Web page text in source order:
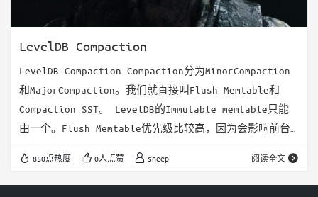
LevelDB Compaction
LevelDB Compaction Compaction分为MinorCompaction
和MajorCompaction。我们就直接叫Flush Memtable和
Compaction SST。 LevelDB的Immutable memtable只能
由一个。Flush Memtable优先级比较高，因为会影响前台
CompactMemTable()。有两个调用点，不过都是后台线程做
Compaction，所以不会出现并发Compaction的情况。 调用
850点热度 0人点赞 sheep 阅读全文